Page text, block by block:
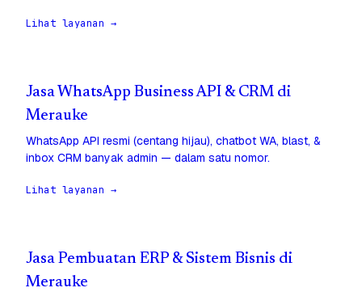
Lihat layanan →
Jasa WhatsApp Business API & CRM di
Merauke
WhatsApp API resmi (centang hijau), chatbot WA, blast, &
inbox CRM banyak admin — dalam satu nomor.
Lihat layanan →
Jasa Pembuatan ERP & Sistem Bisnis di
Merauke